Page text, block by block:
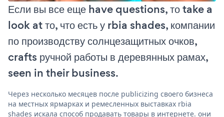
Если вы все еще have questions, то take a
look at то, что есть у rbia shades, компании
по производству солнцезащитных очков,
crafts ручной работы в деревянных рамах,
seen in their business.
Через несколько месяцев после publicizing своего бизнеса
на местных ярмарках и ремесленных выставках rbia
shades искала способ продавать товары в интернете. они